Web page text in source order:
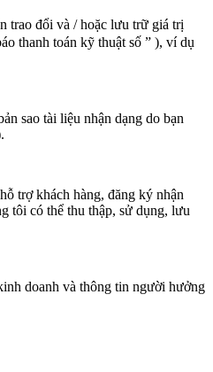
trao đổi và / hoặc lưu trữ giá trị
thanh toán kỹ thuật số ” ), ví dụ
sao tài liệu nhận dạng do bạn
trợ khách hàng, đăng ký nhận
tôi có thể thu thập, sử dụng, lưu
doanh và thông tin người hưởng